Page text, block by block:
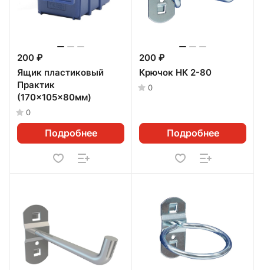
200 ₽
Ящик пластиковый
Практик
(170x105x80мм)
0
Подробнее
200 ₽
Крючок НК 2-80
0
Подробнее